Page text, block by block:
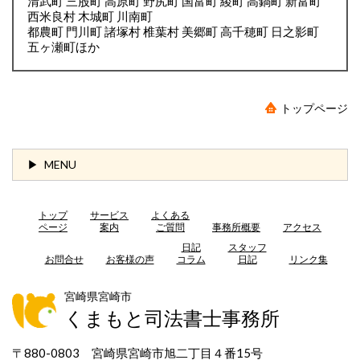
西米良村 木城町 川南町
都農町 門川町 諸塚村 椎葉村 美郷町 高千穂町 日之影町
五ヶ瀬町ほか
トップページ
MENU
トップ
ページ
サービス
案内
よくある
ご質問
事務所概要 アクセス
お問合せ お客様の声
日記
コラム
スタッフ
日記
リンク集
宮崎県宮崎市
くまもと司法書士事務所
〒880-0803 宮崎県宮崎市旭二丁目４番15号